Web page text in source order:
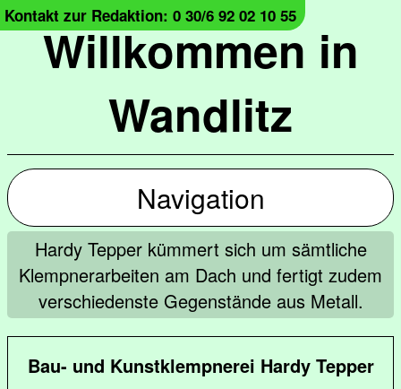
Willkommen in
Wandlitz
Kontakt zur Redaktion: 0 30/6 92 02 10 55
Navigation
Hardy Tepper kümmert sich um sämtliche
Klempnerarbeiten am Dach und fertigt zudem
verschiedenste Gegenstände aus Metall.
Bau- und Kunstklempnerei Hardy Tepper